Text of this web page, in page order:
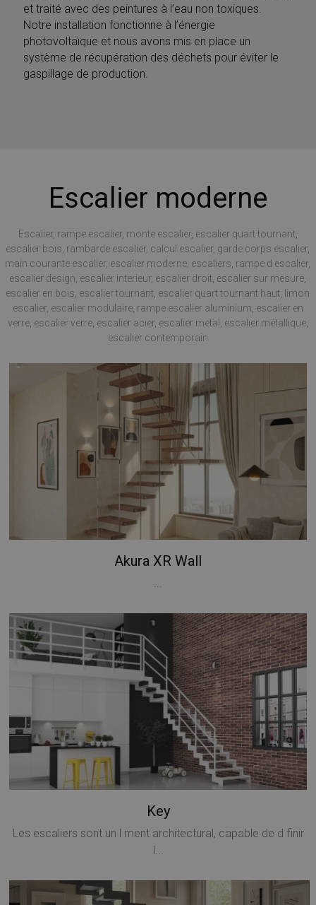
et traité avec des peintures à l’eau non toxiques.
Notre installation fonctionne à l’énergie
photovoltaïque et nous avons mis en place un
système de récupération des déchets pour éviter le
gaspillage de production.
Escalier moderne
Escalier, rampe escalier, monte escalier, escalier quart tournant,
escalier bois, rambarde escalier, calcul escalier, garde corps escalier,
main courante escalier, escalier moderne, escaliers, rampe d escalier,
escalier design, escalier interieur, escalier droit, escalier sur mesure,
escalier en bois, escalier tournant, escalier quart tournant haut, limon
escalier, escalier modulaire, rampe escalier aluminium, escalier en
verre, escalier verre, escalier acier, escalier metal, escalier métallique,
escalier contemporain
Akura XR Wall
Key
Les escaliers sont un l ment architectural, capable de d finir
l...